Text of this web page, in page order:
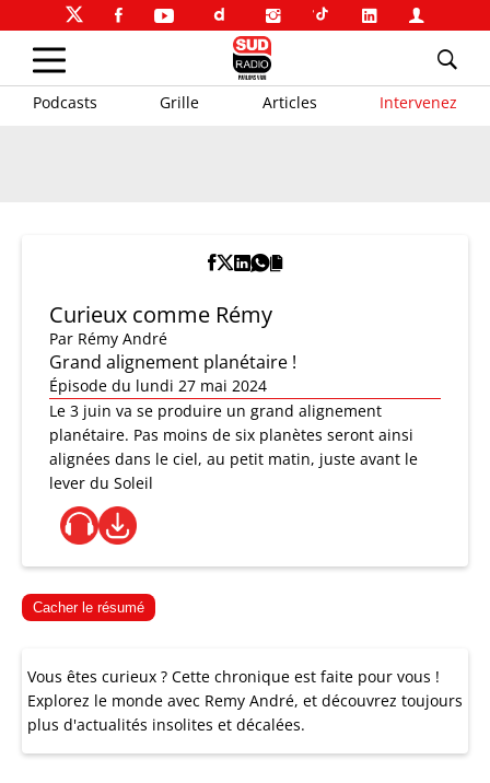
Podcasts Grille Articles Intervenez
Curieux comme Rémy
Par Rémy André
Grand alignement planétaire !
Épisode du lundi 27 mai 2024
Le 3 juin va se produire un grand alignement
planétaire. Pas moins de six planètes seront ainsi
alignées dans le ciel, au petit matin, juste avant le
lever du Soleil
Cacher le résumé
Vous êtes curieux ? Cette chronique est faite pour vous !
Explorez le monde avec Remy André, et découvrez toujours
plus d'actualités insolites et décalées.